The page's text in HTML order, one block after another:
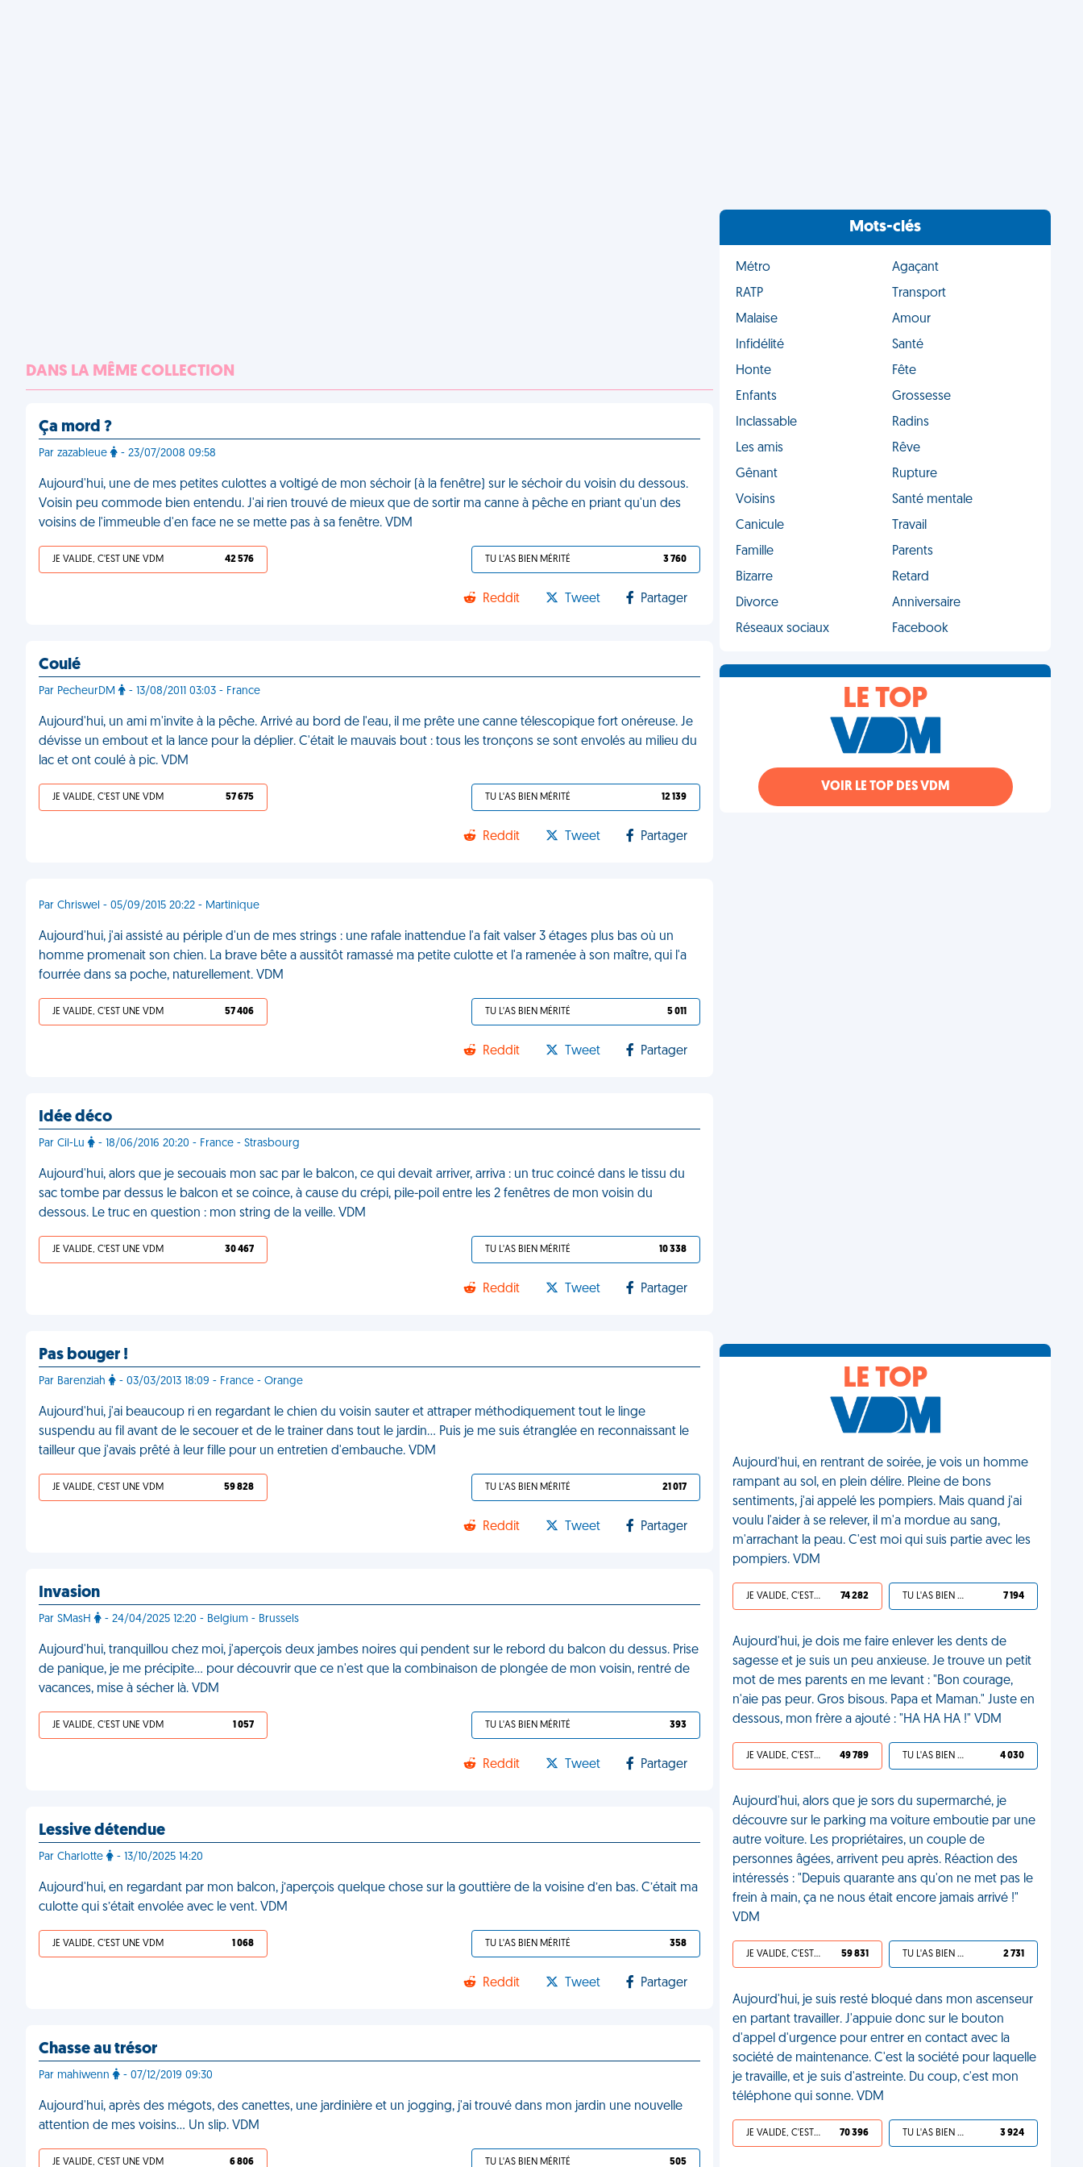
DANS LA MÊME COLLECTION
Ça mord ?
Par zazableue - 23/07/2008 09:58
Aujourd'hui, une de mes petites culottes a voltigé de mon séchoir (à la fenêtre) sur le séchoir du voisin du dessous.
Voisin peu commode bien entendu. J'ai rien trouvé de mieux que de sortir ma canne à pêche en priant qu'un des
voisins de l'immeuble d'en face ne se mette pas à sa fenêtre. VDM
JE VALIDE, C'EST UNE VDM 42 576 TU L'AS BIEN MÉRITÉ 3 760
Reddit Tweet Partager
Coulé
Par PecheurDM - 13/08/2011 03:03 - France
Aujourd'hui, un ami m'invite à la pêche. Arrivé au bord de l'eau, il me prête une canne télescopique fort onéreuse. Je
dévisse un embout et la lance pour la déplier. C'était le mauvais bout : tous les tronçons se sont envolés au milieu du
lac et ont coulé à pic. VDM
JE VALIDE, C'EST UNE VDM 57 675 TU L'AS BIEN MÉRITÉ 12 139
Reddit Tweet Partager
Par Chriswel - 05/09/2015 20:22 - Martinique
Aujourd'hui, j'ai assisté au périple d'un de mes strings : une rafale inattendue l'a fait valser 3 étages plus bas où un
homme promenait son chien. La brave bête a aussitôt ramassé ma petite culotte et l'a ramenée à son maître, qui l'a
fourrée dans sa poche, naturellement. VDM
JE VALIDE, C'EST UNE VDM 57 406 TU L'AS BIEN MÉRITÉ 5 011
Reddit Tweet Partager
Idée déco
Par Cil-Lu - 18/06/2016 20:20 - France - Strasbourg
Aujourd'hui, alors que je secouais mon sac par le balcon, ce qui devait arriver, arriva : un truc coincé dans le tissu du
sac tombe par dessus le balcon et se coince, à cause du crépi, pile-poil entre les 2 fenêtres de mon voisin du
dessous. Le truc en question : mon string de la veille. VDM
JE VALIDE, C'EST UNE VDM 30 467 TU L'AS BIEN MÉRITÉ 10 338
Reddit Tweet Partager
Pas bouger !
Par Barenziah - 03/03/2013 18:09 - France - Orange
Aujourd'hui, j'ai beaucoup ri en regardant le chien du voisin sauter et attraper méthodiquement tout le linge
suspendu au fil avant de le secouer et de le trainer dans tout le jardin... Puis je me suis étranglée en reconnaissant le
tailleur que j'avais prêté à leur fille pour un entretien d'embauche. VDM
JE VALIDE, C'EST UNE VDM 59 828 TU L'AS BIEN MÉRITÉ 21 017
Reddit Tweet Partager
Invasion
Par SMasH - 24/04/2025 12:20 - Belgium - Brussels
Aujourd'hui, tranquillou chez moi, j'aperçois deux jambes noires qui pendent sur le rebord du balcon du dessus. Prise
de panique, je me précipite… pour découvrir que ce n'est que la combinaison de plongée de mon voisin, rentré de
vacances, mise à sécher là. VDM
JE VALIDE, C'EST UNE VDM 1 057 TU L'AS BIEN MÉRITÉ 393
Reddit Tweet Partager
Lessive détendue
Par Charlotte - 13/10/2025 14:20
Aujourd'hui, en regardant par mon balcon, j’aperçois quelque chose sur la gouttière de la voisine d’en bas. C’était ma
culotte qui s’était envolée avec le vent. VDM
JE VALIDE, C'EST UNE VDM 1 068 TU L'AS BIEN MÉRITÉ 358
Reddit Tweet Partager
Chasse au trésor
Par mahiwenn - 07/12/2019 09:30
Aujourd'hui, après des mégots, des canettes, une jardinière et un jogging, j'ai trouvé dans mon jardin une nouvelle
attention de mes voisins... Un slip. VDM
JE VALIDE, C'EST UNE VDM 6 806 TU L'AS BIEN MÉRITÉ 505
Mots-clés
Métro
Agaçant
RATP
Transport
Malaise
Amour
Infidélité
Santé
Honte
Fête
Enfants
Grossesse
Inclassable
Radins
Les amis
Rêve
Gênant
Rupture
Voisins
Santé mentale
Canicule
Travail
Famille
Parents
Bizarre
Retard
Divorce
Anniversaire
Réseaux sociaux
Facebook
LE TOP
VOIR LE TOP DES VDM
LE TOP
Aujourd'hui, en rentrant de soirée, je vois un homme
rampant au sol, en plein délire. Pleine de bons
sentiments, j'ai appelé les pompiers. Mais quand j'ai
voulu l'aider à se relever, il m'a mordue au sang,
m'arrachant la peau. C'est moi qui suis partie avec les
pompiers. VDM
JE VALIDE, C'EST UNE VDM 74 282 TU L'AS BIEN MÉRITÉ 7 194
Aujourd'hui, je dois me faire enlever les dents de
sagesse et je suis un peu anxieuse. Je trouve un petit
mot de mes parents en me levant : "Bon courage,
n'aie pas peur. Gros bisous. Papa et Maman." Juste en
dessous, mon frère a ajouté : "HA HA HA !" VDM
JE VALIDE, C'EST UNE VDM 49 789 TU L'AS BIEN MÉRITÉ 4 030
Aujourd'hui, alors que je sors du supermarché, je
découvre sur le parking ma voiture emboutie par une
autre voiture. Les propriétaires, un couple de
personnes âgées, arrivent peu après. Réaction des
intéressés : "Depuis quarante ans qu'on ne met pas le
frein à main, ça ne nous était encore jamais arrivé !"
VDM
JE VALIDE, C'EST UNE VDM 59 831 TU L'AS BIEN MÉRITÉ 2 731
Aujourd'hui, je suis resté bloqué dans mon ascenseur
en partant travailler. J'appuie donc sur le bouton
d'appel d'urgence pour entrer en contact avec la
société de maintenance. C'est la société pour laquelle
je travaille, et je suis d'astreinte. Du coup, c'est mon
téléphone qui sonne. VDM
JE VALIDE, C'EST UNE VDM 70 396 TU L'AS BIEN MÉRITÉ 3 924